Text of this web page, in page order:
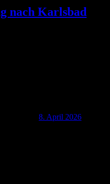
nach Karlsbad
8. April 2026